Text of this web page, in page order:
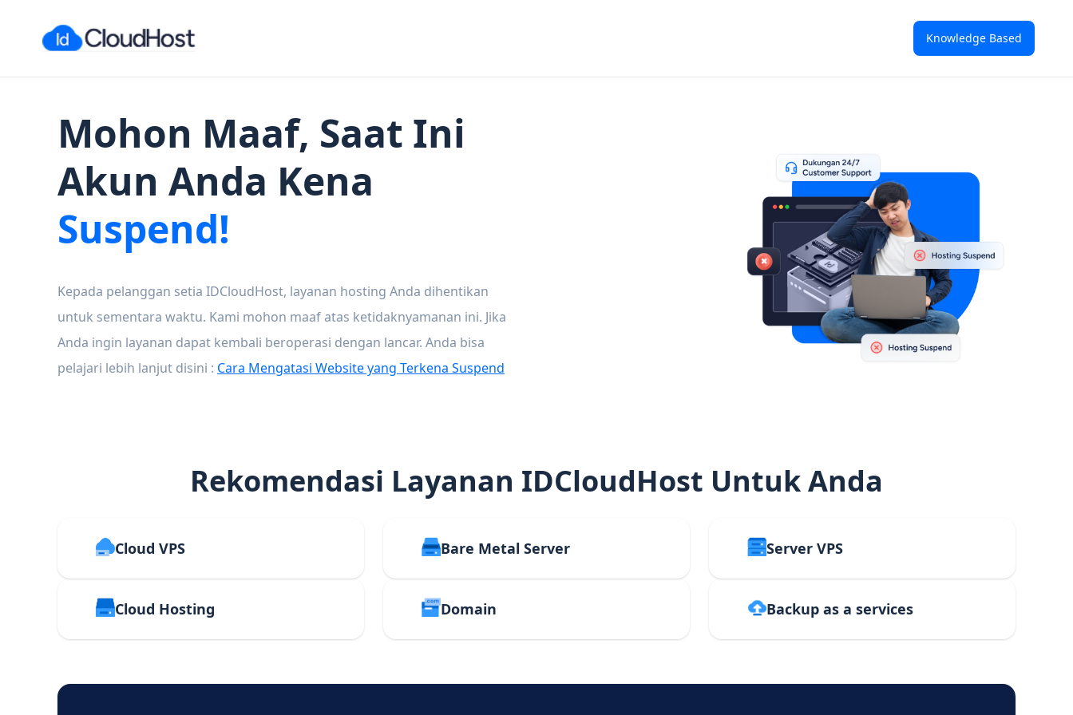
Knowledge Based
Mohon Maaf, Saat Ini
Akun Anda Kena
Suspend!
Kepada pelanggan setia IDCloudHost, layanan hosting Anda dihentikan
untuk sementara waktu. Kami mohon maaf atas ketidaknyamanan ini. Jika
Anda ingin layanan dapat kembali beroperasi dengan lancar. Anda bisa
pelajari lebih lanjut disini : Cara Mengatasi Website yang Terkena Suspend
Rekomendasi Layanan IDCloudHost Untuk Anda
Cloud VPS Bare Metal Server Server VPS
Cloud Hosting Domain Backup as a services